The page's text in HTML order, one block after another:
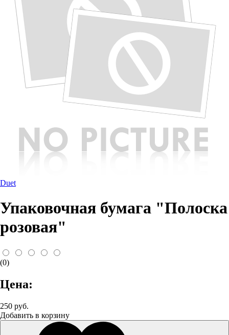
Duet
Упаковочная бумага "Полоска
розовая"
(0)
Цена:
250 руб.
Добавить в корзину